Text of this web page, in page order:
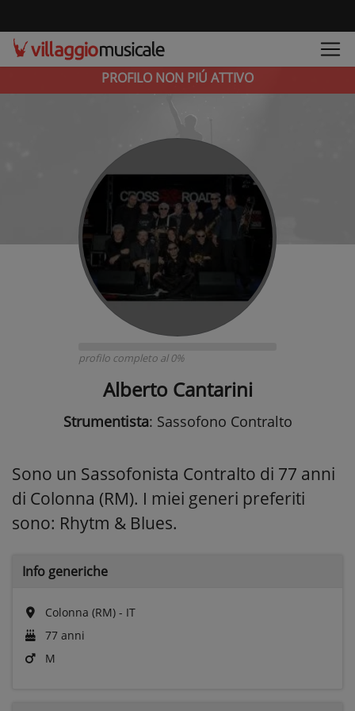
PROFILO NON PIÚ ATTIVO
profilo completo al 0%
Alberto Cantarini
Strumentista: Sassofono Contralto
Sono un Sassofonista Contralto di 77 anni
di Colonna (RM). I miei generi preferiti
sono: Rhytm & Blues.
Info generiche
Colonna (RM) - IT
77 anni
M